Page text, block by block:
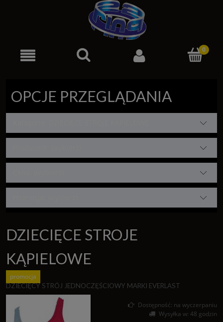
OPCJE PRZEGLĄDANIA
DZIECIĘCE STROJE
KĄPIELOWE
DZIECIĘCY STRÓJ JEDNOCZĘŚCIOWY MARKI EVERLAST
Dostępność: na wyczerpaniu
Wysyłka w: 48 godzin
promocja